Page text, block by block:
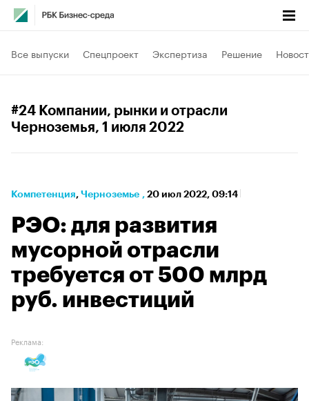
Все выпуски Спецпроект Экспертиза Решение
#24 Компании, рынки и отрасли
Черноземья, 1 июля 2022
Компетенция⁠, Черноземье , 20 июл 2022, 09:14
РЭО: для развития
мусорной отрасли
требуется от 500 млрд
руб. инвестиций
Реклама: